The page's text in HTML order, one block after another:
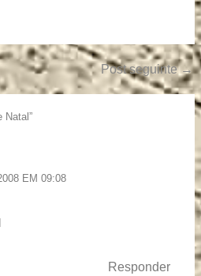
Post seguinte→
Natal”
EM 09:08
Responder